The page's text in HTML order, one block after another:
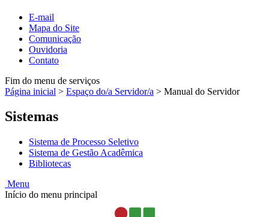
E-mail
Mapa do Site
Comunicação
Ouvidoria
Contato
Fim do menu de serviços
Página inicial > Espaço do/a Servidor/a > Manual do Servidor
Sistemas
Sistema de Processo Seletivo
Sistema de Gestão Acadêmica
Bibliotecas
Menu
Início do menu principal